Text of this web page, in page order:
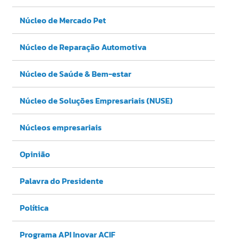
Núcleo de Mercado Pet
Núcleo de Reparação Automotiva
Núcleo de Saúde & Bem-estar
Núcleo de Soluções Empresariais (NUSE)
Núcleos empresariais
Opinião
Palavra do Presidente
Política
Programa API Inovar ACIF